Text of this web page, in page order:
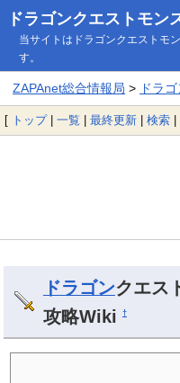
ドラゴンクエストモ
当サイトはドラゴンクエストモ
す。
ZAPAnet総合情報局 > ドラ
[ トップ| 一覧 | 最終更新 | 検索 |
ドラゴンクエス
攻略Wiki
†